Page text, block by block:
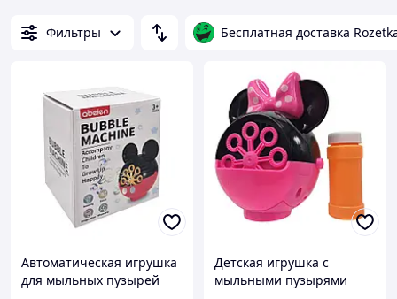
Фильтры Бесплатная доставка
Автоматическая игрушка
для мыльных пузырей
Детская игрушка с
мыльными пузырями